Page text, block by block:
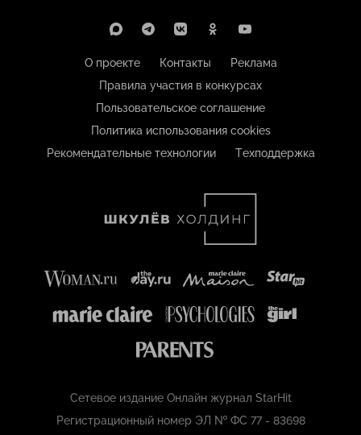
О проекте Контакты
Реклама
Правила участия в конкурсах
Пользовательское соглашение
Политика использования cookies
Рекомендательные технологии
Техподдержка
Сетевое издание Онлайн журнал StarHit
Регистрационный номер ЭЛ № ФС 77 - 83698